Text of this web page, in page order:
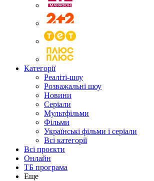
Категорії
Реаліті-шоу
Розважальні шоу
Новини
Серіали
Мультфільми
Фільми
Українські фільми і серіали
Всі категорії
Всі проєкти
Онлайн
ТБ програма
Еще